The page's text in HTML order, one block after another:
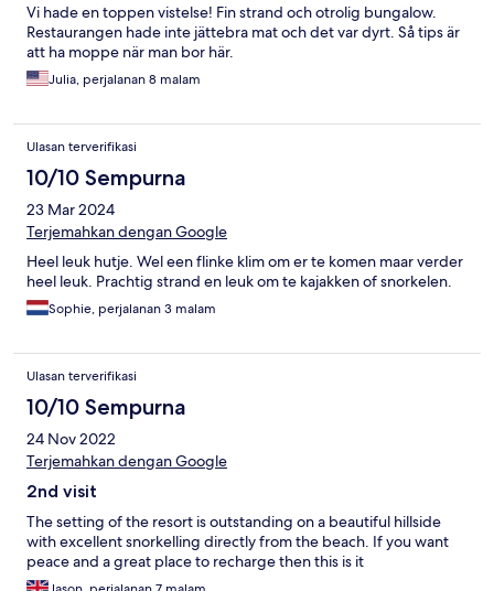
Vi hade en toppen vistelse! Fin strand och otrolig bungalow.
Restaurangen hade inte jättebra mat och det var dyrt. Så tips är
att ha moppe när man bor här.
Julia, perjalanan 8 malam
Ulasan terverifikasi
10/10 Sempurna
23 Mar 2024
Terjemahkan dengan Google
Heel leuk hutje. Wel een flinke klim om er te komen maar verder
heel leuk. Prachtig strand en leuk om te kajakken of snorkelen.
Sophie, perjalanan 3 malam
Ulasan terverifikasi
10/10 Sempurna
24 Nov 2022
Terjemahkan dengan Google
2nd visit
The setting of the resort is outstanding on a beautiful hillside
with excellent snorkelling directly from the beach. If you want
peace and a great place to recharge then this is it